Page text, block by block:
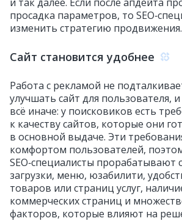
просадка параметров, то
изменить стратегию продвижения.
Сайт становится удобнее
Работа с рекламой не
улучшать сайт для пользователя, и
всё иначе: у поисковиков есть
к качеству сайтов, которые они
в основной выдаче. Эти
комфортом пользователей,
SEO‑специалисты прорабатывают
загрузки, меню, юзабилити,
товаров или страниц услуг,
коммерческих страниц и
факторов, которые влияют на